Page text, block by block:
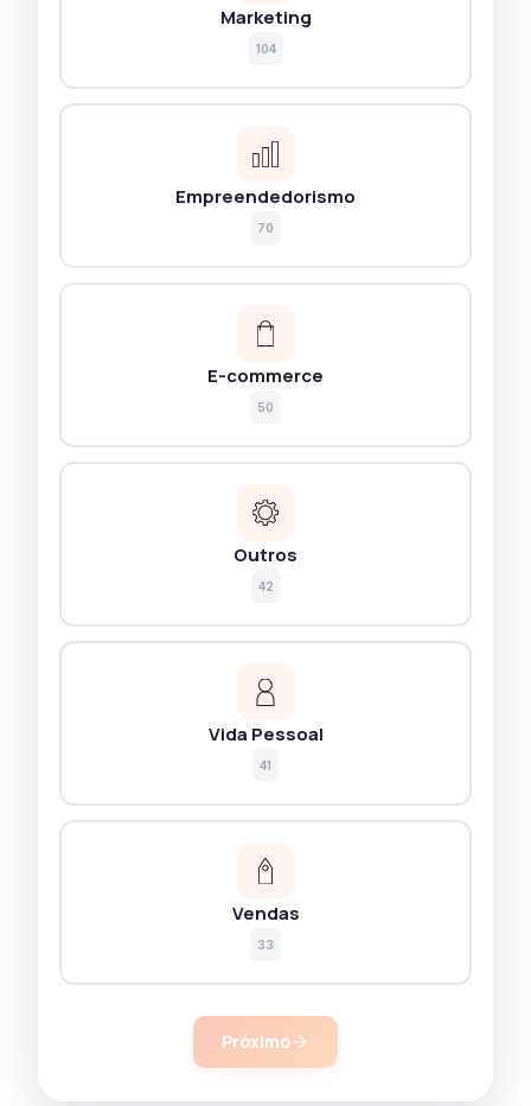
Marketing
104
Empreendedorismo
70
E-commerce
50
Outros
42
Vida Pessoal
41
Vendas
33
Próximo